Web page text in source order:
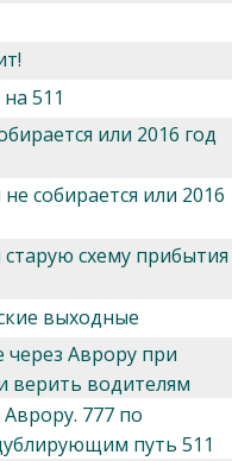
511
или 2016 год
собирается или 2016
схему прибытия
выходные
через Аврору при
верить водителям
777 по
путь 511